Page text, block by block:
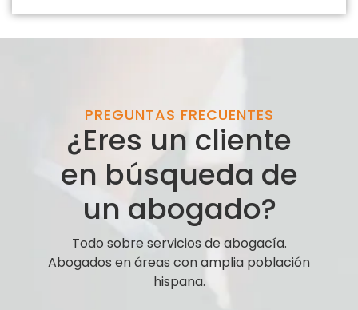
PREGUNTAS FRECUENTES
¿Eres un cliente
en búsqueda de
un abogado?
Todo sobre servicios de abogacía.
Abogados en áreas con amplia población
hispana.